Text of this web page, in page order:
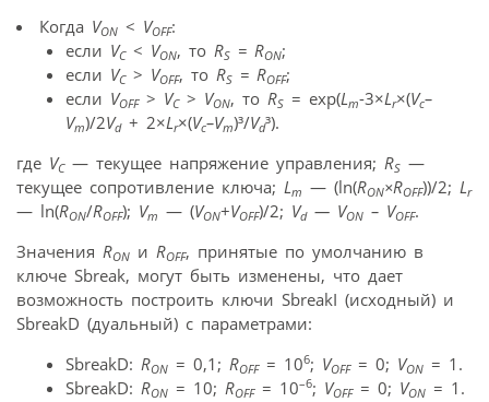
Когда VON < VOFF:
если VC< VON, то RS = RON;
если VC> VOFF, то RS = ROFF;
если VOFF> VC> VON, то RS = exp(L m-3×L r×(Vc–
Vm)/2Vd+ 2×L r×(Vc–Vm)³/Vd³).
где VC— текущее напряжение управления; RS —
текущее сопротивление ключа; L m — (ln(RON×ROFF))/2; L r
— ln(RON/ROFF); Vm — (VON+VOFF)/2; Vd— VON – VOFF.
Значения RON и ROFF, принятые по умолчанию в
ключе Sbreak, могут быть изменены, что дает
возможность построить ключи SbreakI (исходный) и
SbreakD (дуальный) с параметрами:
SbreakD: RON = 0,1; ROFF= 106; VOFF= 0; VON = 1.
SbreakD: RON = 10; ROFF= 10–6; VOFF= 0; VON = 1.